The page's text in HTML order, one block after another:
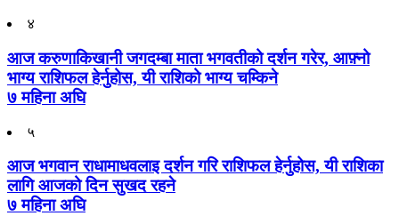
४
आज करुणाकिखानी जगदम्बा माता भगवतीको दर्शन गरेर, आफ़्नो
भाग्य राशिफल हेर्नुहोस, यी राशिको भाग्य चम्किने
७ महिना अघि
५
आज भगवान राधामाधवलाइ दर्शन गरि राशिफल हेर्नुहोस, यी राशिका
लागि आजको दिन सुखद रहने
७ महिना अघि